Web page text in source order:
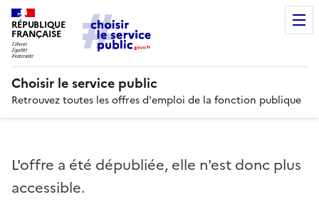
RÉPUBLIQUE
FRANÇAISE
Choisir le service public
Retrouvez toutes les offres d'emploi de la fonction publique
L'offre a été dépubliée, elle n'est donc plus
accessible.